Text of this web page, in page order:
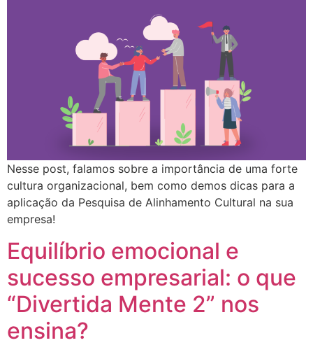
Nesse post, falamos sobre a importância de uma forte
cultura organizacional, bem como demos dicas para a
aplicação da Pesquisa de Alinhamento Cultural na sua
empresa!
Equilíbrio emocional e
sucesso empresarial: o que
“Divertida Mente 2” nos
ensina?